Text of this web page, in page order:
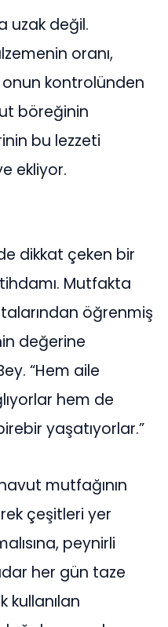
uzak değil.
oranı,
onun kontrolünden
böreğinin
bu lezzeti
ekliyor.
dikkat çeken bir
Mutfakta
öğrenmiş
değerine
“Hem aile
hem de
yaşatıyorlar.”
mutfağının
çeşitleri yer
peynirli
her gün taze
kullanılan